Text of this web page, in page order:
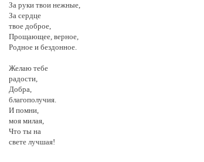
За руки твои нежные,
За сердце
твое доброе,
Прощающее, верное,
Родное и бездонное.
Желаю тебе
радости,
Добра,
благополучия.
И помни,
моя милая,
Что ты на
свете лучшая!